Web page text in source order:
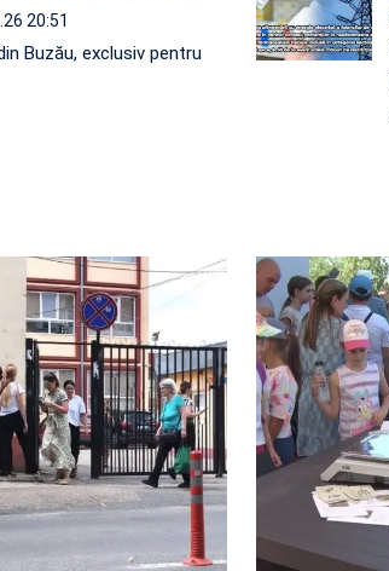
20:51
Buzău, exclusiv pentru